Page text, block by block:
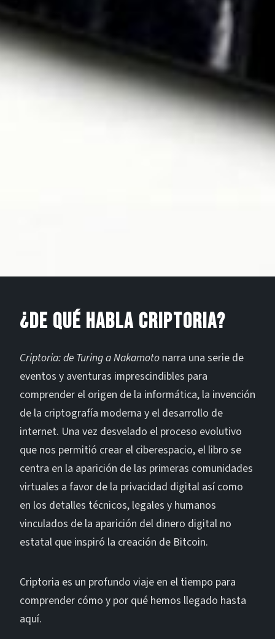
¿DE QUÉ HABLA CRIPTORIA?
Criptoria: de Turing a Nakamoto narra una serie de
eventos y aventuras imprescindibles para
comprender el origen de la informática, la invención
de la criptografía moderna y el desarrollo de
internet. Una vez desvelado el proceso evolutivo
que nos permitió crear el ciberespacio, el libro se
centra en la aparición de las primeras comunidades
virtuales a favor de la privacidad digital así como
en los detalles técnicos, legales y humanos
vinculados de la aparición del dinero digital no
estatal que inspiró la creación de Bitcoin.
Criptoria es un profundo viaje en el tiempo para
comprender cómo y por qué hemos llegado hasta
aquí.